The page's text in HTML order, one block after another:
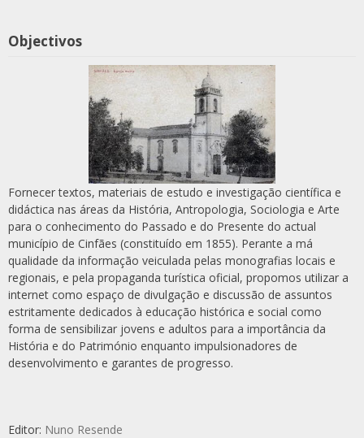
Objectivos
Fornecer textos, materiais de estudo e investigação científica e
didáctica nas áreas da História, Antropologia, Sociologia e Arte
para o conhecimento do Passado e do Presente do actual
município de Cinfães (constituído em 1855). Perante a má
qualidade da informação veiculada pelas monografias locais e
regionais, e pela propaganda turística oficial, propomos utilizar a
internet como espaço de divulgação e discussão de assuntos
estritamente dedicados à educação histórica e social como
forma de sensibilizar jovens e adultos para a importância da
História e do Património enquanto impulsionadores de
desenvolvimento e garantes de progresso.
Editor: Nuno Resende